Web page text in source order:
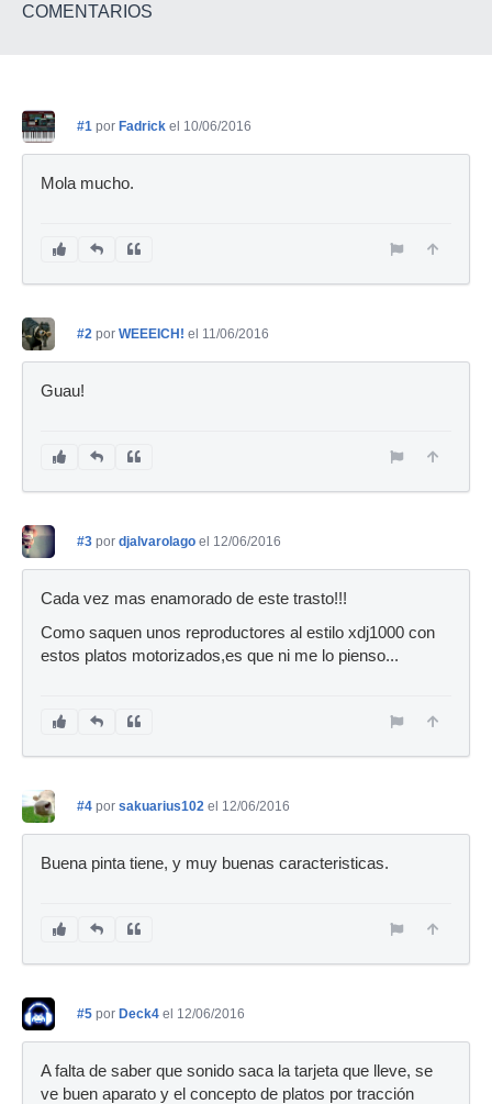
COMENTARIOS
#1 por Fadrick el 10/06/2016
Mola mucho.
#2 por WEEEICH! el 11/06/2016
Guau!
#3 por djalvarolago el 12/06/2016
Cada vez mas enamorado de este trasto!!!
Como saquen unos reproductores al estilo xdj1000 con
estos platos motorizados,es que ni me lo pienso...
#4 por sakuarius102 el 12/06/2016
Buena pinta tiene, y muy buenas caracteristicas.
#5 por Deck4 el 12/06/2016
A falta de saber que sonido saca la tarjeta que lleve, se
ve buen aparato y el concepto de platos por tracción